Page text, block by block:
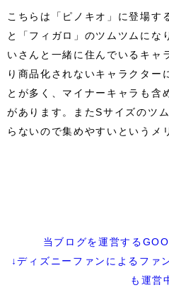
こちらは「ピノキオ」に登場す
と「フィガロ」のツムツムにな
いさんと一緒に住んでいるキャ
り商品化されないキャラクター
とが多く、マイナーキャラも含
があります。またSサイズのツ
らないので集めやすいというメ
当ブログを運営する
↓ディズニーファンによるファ
も運営